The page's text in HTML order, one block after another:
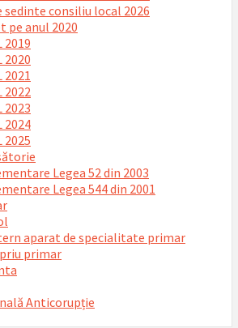
sedinte consiliu local 2026
pe anul 2020
2019
2020
2021
2022
2023
2024
2025
Legea 52 din 2003
Legea 544 din 2001
aparat de specialitate primar
primar
Anticorupție